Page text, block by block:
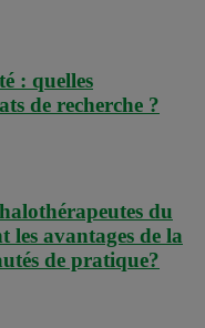
: quelles
de recherche ?
du
les avantages de la
de pratique?